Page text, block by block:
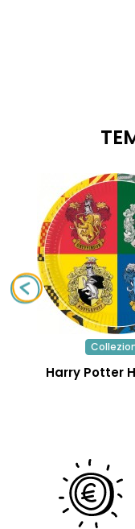
Harry Potter